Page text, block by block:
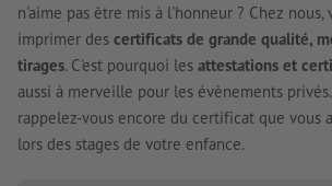
n'aime pas être mis à l'honneur ? Chez nous,
imprimer des certificats de grande qualité,
tirages. C'est pourquoi les attestations et
aussi à merveille pour les évènements
rappelez-vous encore du certificat que vous
lors des stages de votre enfance.